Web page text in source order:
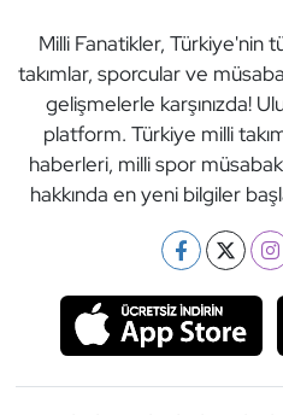
Milli Fanatikler, Türkiye'nin
takımlar, sporcular ve
gelişmelerle karşınızda!
platform. Türkiye milli
haberleri, milli spor
hakkında en yeni bilgiler